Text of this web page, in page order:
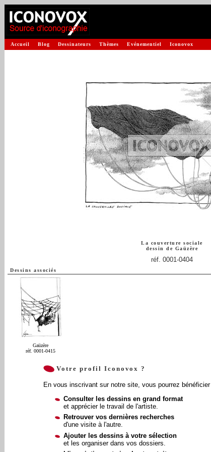
Accueil Blog Dessinateurs Thèmes Evénementiel Iconovox
La couverture sociale
dessin de Gaüzère
réf. 0001-0404
Dessins associés
Gaüzère
réf. 0001-0415
Votre profil Iconovox ?
En vous inscrivant sur notre site, vous pourrez
Consulter les dessins en grand format
et apprécier le travail de l'artiste.
Retrouver vos dernières recherches
d'une visite à l'autre.
Ajouter les dessins à votre sélection
et les organiser dans vos dossiers.